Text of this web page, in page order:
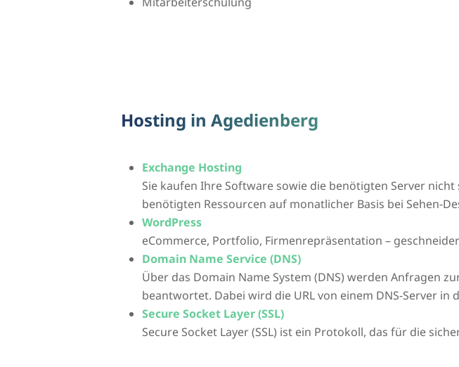
Hosting in Agedienberg
Exchange Hosting
Sie kaufen Ihre Software sowie die benötigten Server
benötigten Ressourcen auf monatlicher Basis bei Sehen-
WordPress
eCommerce, Portfolio, Firmenrepräsentation –
Domain Name Service (DNS)
Über das Domain Name System (DNS) werden Anfragen
beantwortet. Dabei wird die URL von einem DNS-Server
Secure Socket Layer (SSL)
Secure Socket Layer (SSL) ist ein Protokoll, das für die